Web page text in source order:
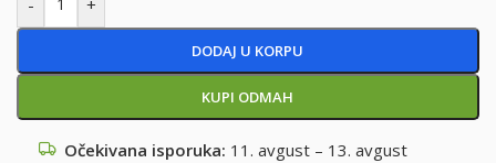
- +
DODAJ U KORPU
KUPI ODMAH
Očekivana isporuka: 11. avgust – 13. avgust